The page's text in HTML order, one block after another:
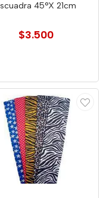
45°X 21cm
$3.500